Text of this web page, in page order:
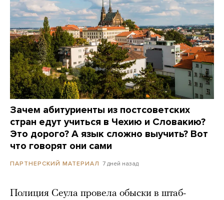
Зачем абитуриенты из постсоветских
стран едут учиться в Чехию и Словакию?
Это дорого? А язык сложно выучить? Вот
что говорят они сами
ПАРТНЕРСКИЙ МАТЕРИАЛ 7 дней назад
Полиция Сеула провела обыски в штаб-